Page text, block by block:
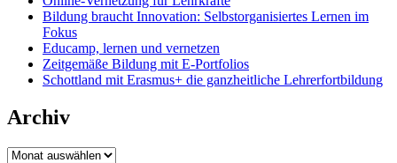
Bildung braucht Innovation: Selbstorganisiertes Lernen im
Fokus
Educamp, lernen und vernetzen
Zeitgemäße Bildung mit E-Portfolios
Schottland mit Erasmus+ die ganzheitliche Lehrerfortbildung
Archiv
Archiv